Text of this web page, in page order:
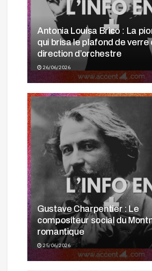
Antonia Louisa Brico : La
qui brisa le plafond de verre
direction d’orchestre
26/06/2026
Gustave Charpentier : Le
compositeur social du
romantique
25/06/2026